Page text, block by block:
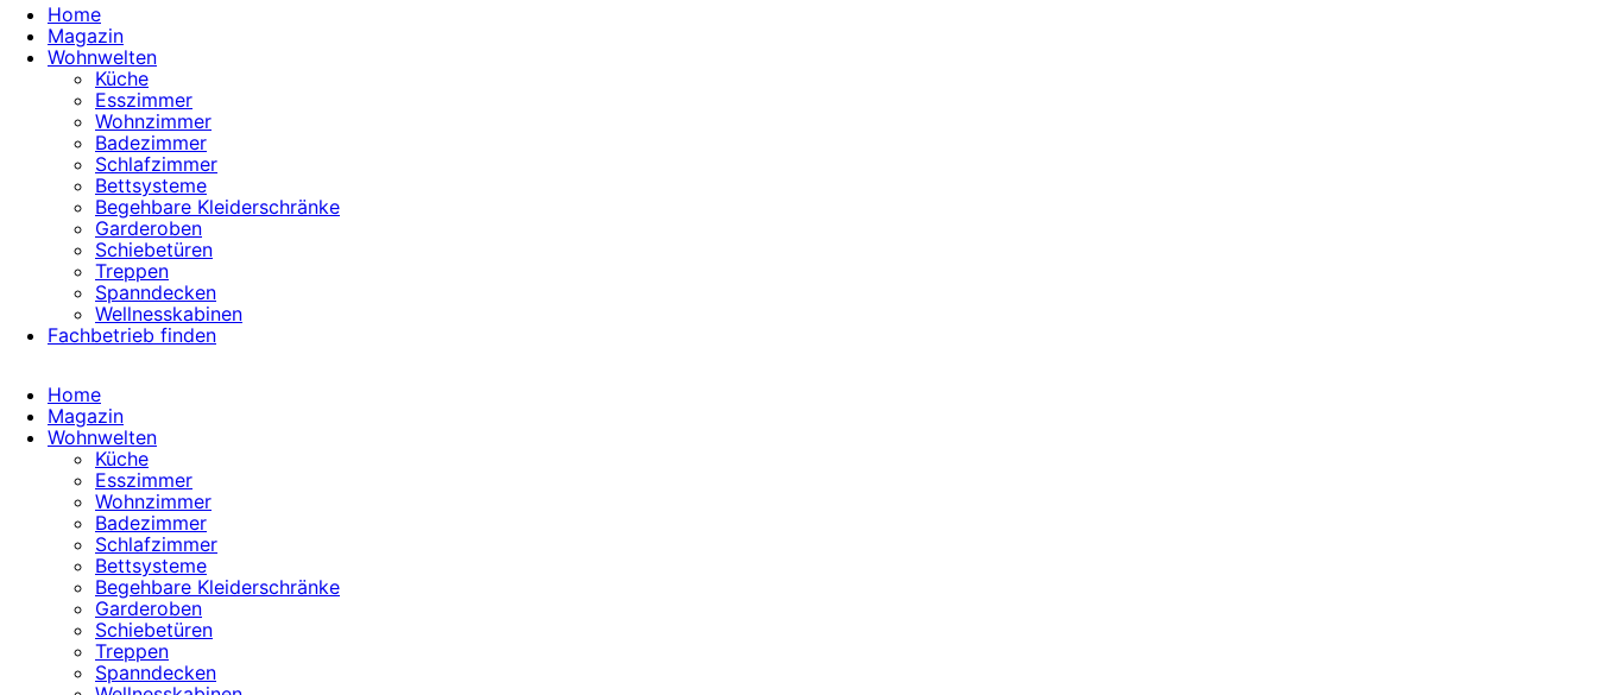
Home
Magazin
Wohnwelten
Küche
Esszimmer
Wohnzimmer
Badezimmer
Schlafzimmer
Bettsysteme
Begehbare Kleiderschränke
Garderoben
Schiebetüren
Treppen
Spanndecken
Wellnesskabinen
Fachbetrieb finden
Home
Magazin
Wohnwelten
Küche
Esszimmer
Wohnzimmer
Badezimmer
Schlafzimmer
Bettsysteme
Begehbare Kleiderschränke
Garderoben
Schiebetüren
Treppen
Spanndecken